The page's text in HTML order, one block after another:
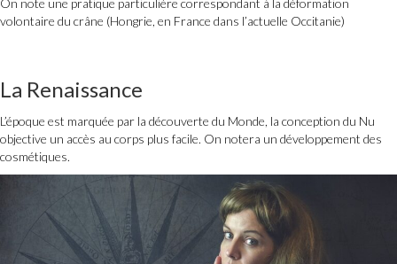
volontaire du crâne (Hongrie, en France dans l’actuelle Occitanie)
La Renaissance
L’époque est marquée par la découverte du Monde, la conception du Nu
objective un accès au corps plus facile. On notera un développement des
cosmétiques.